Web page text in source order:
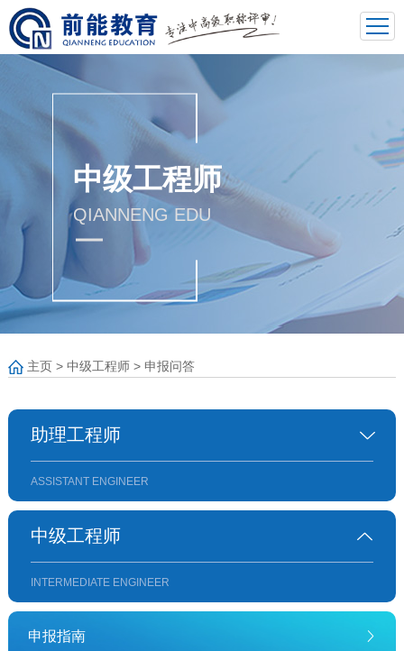
中级工程师
QIANNENG EDU
主页> 中级工程师> 申报问答
助理工程师
ASSISTANT ENGINEER
中级工程师
INTERMEDIATE ENGINEER
申报指南